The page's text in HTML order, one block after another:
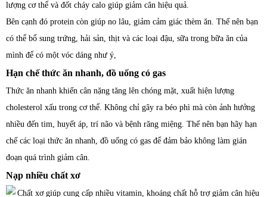
lượng cơ thể và đốt cháy calo giúp giảm cân hiệu quả.
Bên cạnh đó protein còn giúp no lâu, giảm cảm giác thèm ăn. Thế nên bạn
có thể bổ sung trứng, hải sản, thịt và các loại đậu, sữa trong bữa ăn của
mình để có một vóc dáng như ý,
Hạn chế thức ăn nhanh, đồ uống có gas
Thức ăn nhanh khiến cân nặng tăng lên chóng mặt, xuất hiện lượng
cholesterol xấu trong cơ thể. Không chỉ gây ra béo phì mà còn ảnh hưởng
nhiều đến tim, huyết áp, trí não và bệnh răng miệng. Thế nên bạn hãy hạn
chế các loại thức ăn nhanh, đồ uống có gas để đảm bảo không làm gián
đoạn quá trình giảm cân.
Nạp nhiều chất xơ